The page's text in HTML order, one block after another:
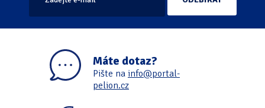
Máte dotaz?
Pište na info@portal-
pelion.cz